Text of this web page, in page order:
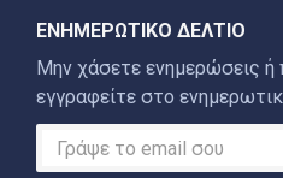
ΕΝΗΜΕΡΩΤΙΚΌ ΔΕΛΤΊΟ
Μην χάσετε ενημερώσεις ή
εγγραφείτε στο